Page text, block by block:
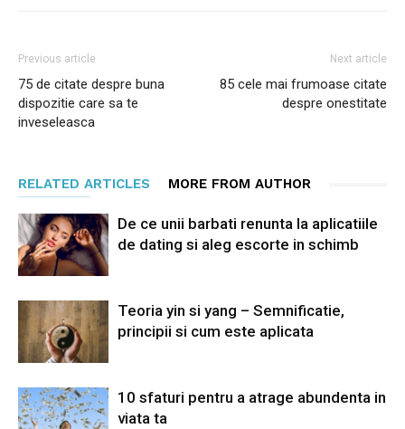
Previous article
75 de citate despre buna
dispozitie care sa te
inveseleasca
Next article
85 cele mai frumoase citate
despre onestitate
RELATED ARTICLES MORE FROM AUTHOR
De ce unii barbati renunta la aplicatiile
de dating si aleg escorte in schimb
Teoria yin si yang – Semnificatie,
principii si cum este aplicata
10 sfaturi pentru a atrage abundenta in
viata ta